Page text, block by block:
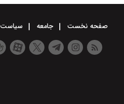
صفحه نخست جامعه سیاست